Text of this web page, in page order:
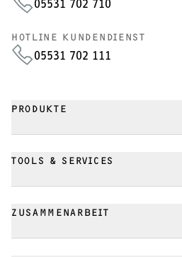
HOTLINE KUNDENDIENST
05531 702 111
PRODUKTE
TOOLS & SERVICES
ZUSAMMENARBEIT